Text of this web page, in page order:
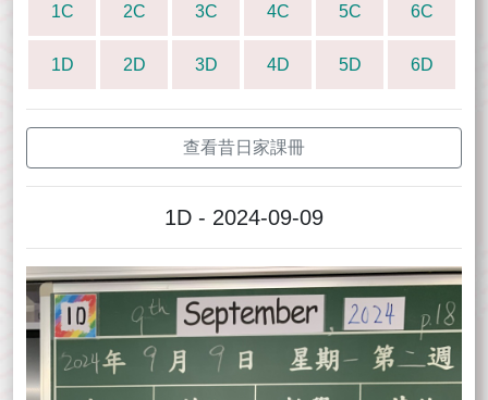
1C 2C 3C 4C 5C 6C
1D 2D 3D 4D 5D 6D
查看昔日家課冊
1D - 2024-09-09